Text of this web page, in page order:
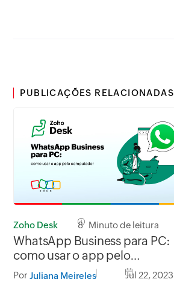
PUBLICAÇÕES RELACIONADAS
Zoho Desk 8 Minuto de leitura
WhatsApp Business para PC:
como usar o app pelo
computador
Por Juliana Meireles Jul 22, 2023